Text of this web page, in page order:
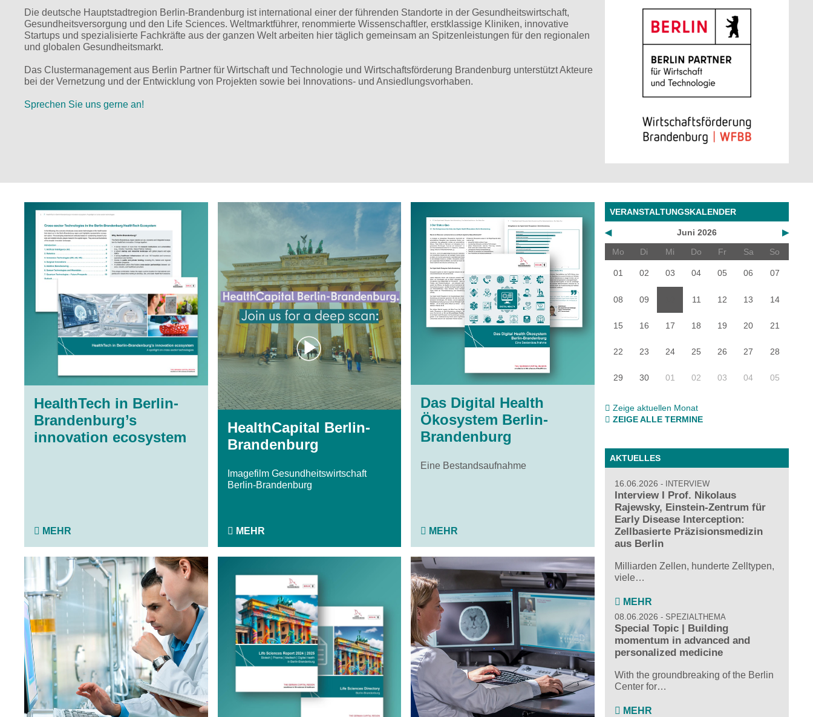
Die deutsche Hauptstadtregion Berlin-Brandenburg ist international einer der führenden Standorte in der Gesundheitswirtschaft,
Gesundheitsversorgung und den Life Sciences. Weltmarktführer, renommierte Wissenschaftler, erstklassige Kliniken, innovative
Startups und spezialisierte Fachkräfte aus der ganzen Welt arbeiten hier täglich gemeinsam an Spitzenleistungen für den regionalen
und globalen Gesundheitsmarkt.
Das Clustermanagement aus Berlin Partner für Wirtschaft und Technologie und Wirtschaftsförderung Brandenburg unterstützt Akteure
bei der Vernetzung und der Entwicklung von Projekten sowie bei Innovations- und Ansiedlungsvorhaben.
Sprechen Sie uns gerne an!
HealthTech in Berlin-
Brandenburg’s
innovation ecosystem
MEHR
HealthCapital Berlin-
Brandenburg
Imagefilm Gesundheitswirtschaft
Berlin-Brandenburg
MEHR
Das Digital Health
Ökosystem Berlin-
Brandenburg
Eine Bestandsaufnahme
MEHR
VERANSTALTUNGSKALENDER
◀ ▶
Juni 2026
Mo
Di Mi Do Fr Sa So
01 02 03 04 05 06 07
08 09 11 12 13 14
15 16 17 18 19 20 21
22 23 24 25 26 27 28
29 30 01 02 03 04 05
Zeige aktuellen Monat
ZEIGE ALLE TERMINE
AKTUELLES
16.06.2026 INTERVIEW
Interview I Prof. Nikolaus
Rajewsky, Einstein-Zentrum für
Early Disease Interception:
Zellbasierte Präzisionsmedizin
aus Berlin
Milliarden Zellen, hunderte Zelltypen,
viele…
MEHR
08.06.2026 SPEZIALTHEMA
Special Topic | Building
momentum in advanced and
personalized medicine
With the groundbreaking of the Berlin
Center for…
MEHR